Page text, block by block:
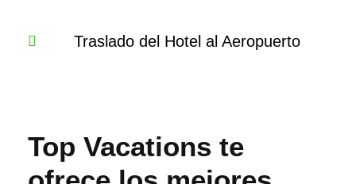
Traslado del Hotel al Aeropuerto
Top Vacations te